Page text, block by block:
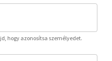
hogy azonosítsa személyedet.